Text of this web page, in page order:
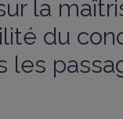
la
du
les